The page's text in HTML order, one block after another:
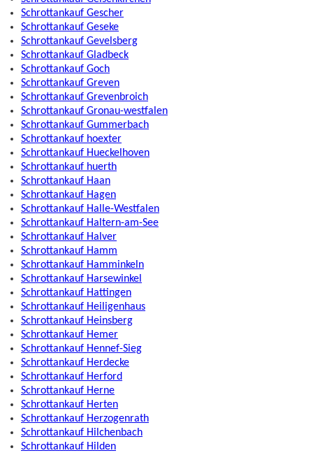
Schrottankauf Gescher
Schrottankauf Geseke
Schrottankauf Gevelsberg
Schrottankauf Gladbeck
Schrottankauf Goch
Schrottankauf Greven
Schrottankauf Grevenbroich
Schrottankauf Gronau-westfalen
Schrottankauf Gummerbach
Schrottankauf hoexter
Schrottankauf Hueckelhoven
Schrottankauf huerth
Schrottankauf Haan
Schrottankauf Hagen
Schrottankauf Halle-Westfalen
Schrottankauf Haltern-am-See
Schrottankauf Halver
Schrottankauf Hamm
Schrottankauf Hamminkeln
Schrottankauf Harsewinkel
Schrottankauf Hattingen
Schrottankauf Heiligenhaus
Schrottankauf Heinsberg
Schrottankauf Hemer
Schrottankauf Hennef-Sieg
Schrottankauf Herdecke
Schrottankauf Herford
Schrottankauf Herne
Schrottankauf Herten
Schrottankauf Herzogenrath
Schrottankauf Hilchenbach
Schrottankauf Hilden